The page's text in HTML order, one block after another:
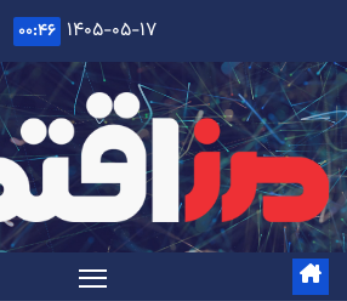
content
۱۴۰۵-۰۵-۱۷ ۰۰:۴۶